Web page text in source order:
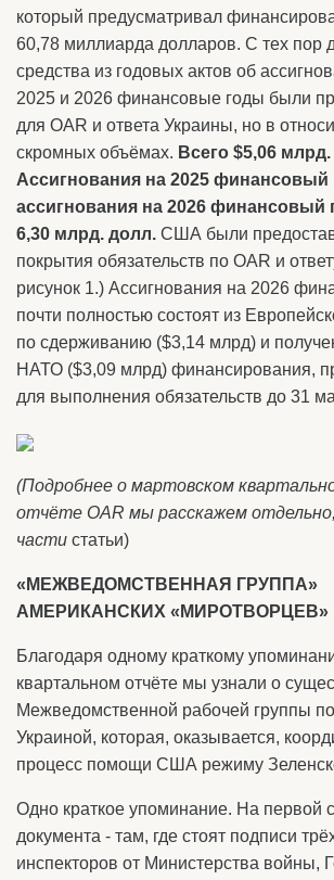
который предусматривал
60,78 миллиарда долларов. С тех пор
средства из годовых актов об
2025 и 2026 финансовые годы были
для OAR и ответа Украины, но в
скромных объёмах. Всего $5,06 млрд.
Ассигнования на 2025 финансовый
ассигнования на 2026 финансовый
6,30 млрд. долл. США были
покрытия обязательств по OAR и
рисунок 1.) Ассигнования на 2026
почти полностью состоят из
по сдерживанию ($3,14 млрд) и
НАТО ($3,09 млрд) финансирования,
для выполнения обязательств до 31
(Подробнее о мартовском
отчёте OAR мы расскажем
части статьи)
«МЕЖВЕДОМСТВЕННАЯ ГРУППА»
АМЕРИКАНСКИХ «МИРОТВОРЦЕВ»
Благодаря одному краткому
квартальном отчёте мы узнали о
Межведомственной рабочей группы
Украиной, которая, оказывается,
процесс помощи США режиму
Одно краткое упоминание. На первой
документа - там, где стоят подписи
инспекторов от Министерства войны,